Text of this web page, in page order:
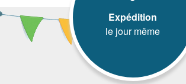
Expédition
le jour même